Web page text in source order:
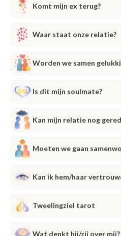
Komt mijn ex terug?
Waar staat onze relatie?
Worden we samen
Is dit mijn soulmate?
Kan mijn relatie nog
Moeten we gaan
Kan ik hem/haar
Tweelingziel tarot
Wat denkt hij/zij over mij?